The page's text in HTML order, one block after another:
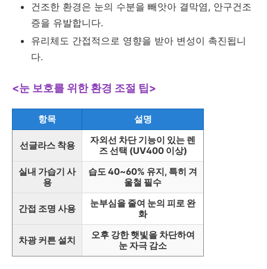
건조한 환경은 눈의 수분을 빼앗아 결막염, 안구건조
증을 유발합니다.
유리체도 간접적으로 영향을 받아 변성이 촉진됩니
다.
<눈 보호를 위한 환경 조절 팁>
항목 설명
선글라스 착용
자외선 차단 기능이 있는 렌
즈 선택 (UV400 이상)
실내 가습기 사
용
습도 40~60% 유지, 특히 겨
울철 필수
간접 조명 사용
눈부심을 줄여 눈의 피로 완
화
차광 커튼 설치
오후 강한 햇빛을 차단하여
눈 자극 감소